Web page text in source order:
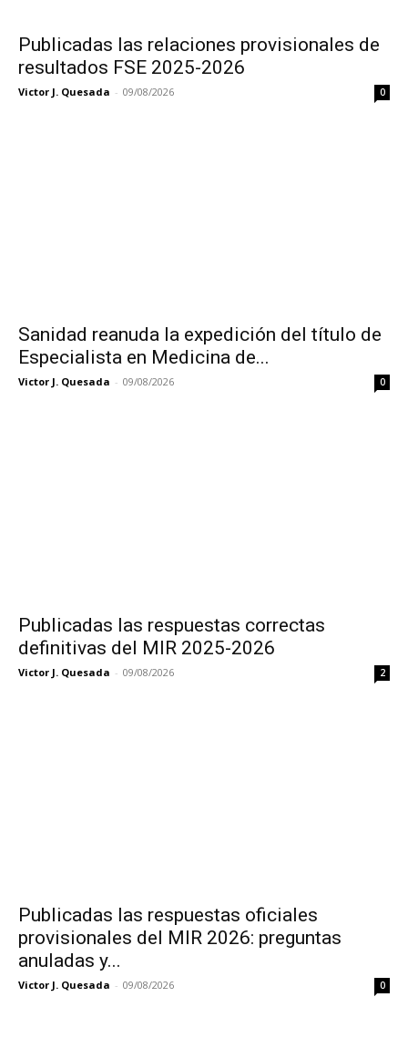
Publicadas las relaciones provisionales de
resultados FSE 2025-2026
Victor J. Quesada - 09/08/2026 0
Sanidad reanuda la expedición del título de
Especialista en Medicina de...
Victor J. Quesada - 09/08/2026 0
Publicadas las respuestas correctas
definitivas del MIR 2025-2026
Victor J. Quesada - 09/08/2026 2
Publicadas las respuestas oficiales
provisionales del MIR 2026: preguntas
anuladas y...
Victor J. Quesada - 09/08/2026 0